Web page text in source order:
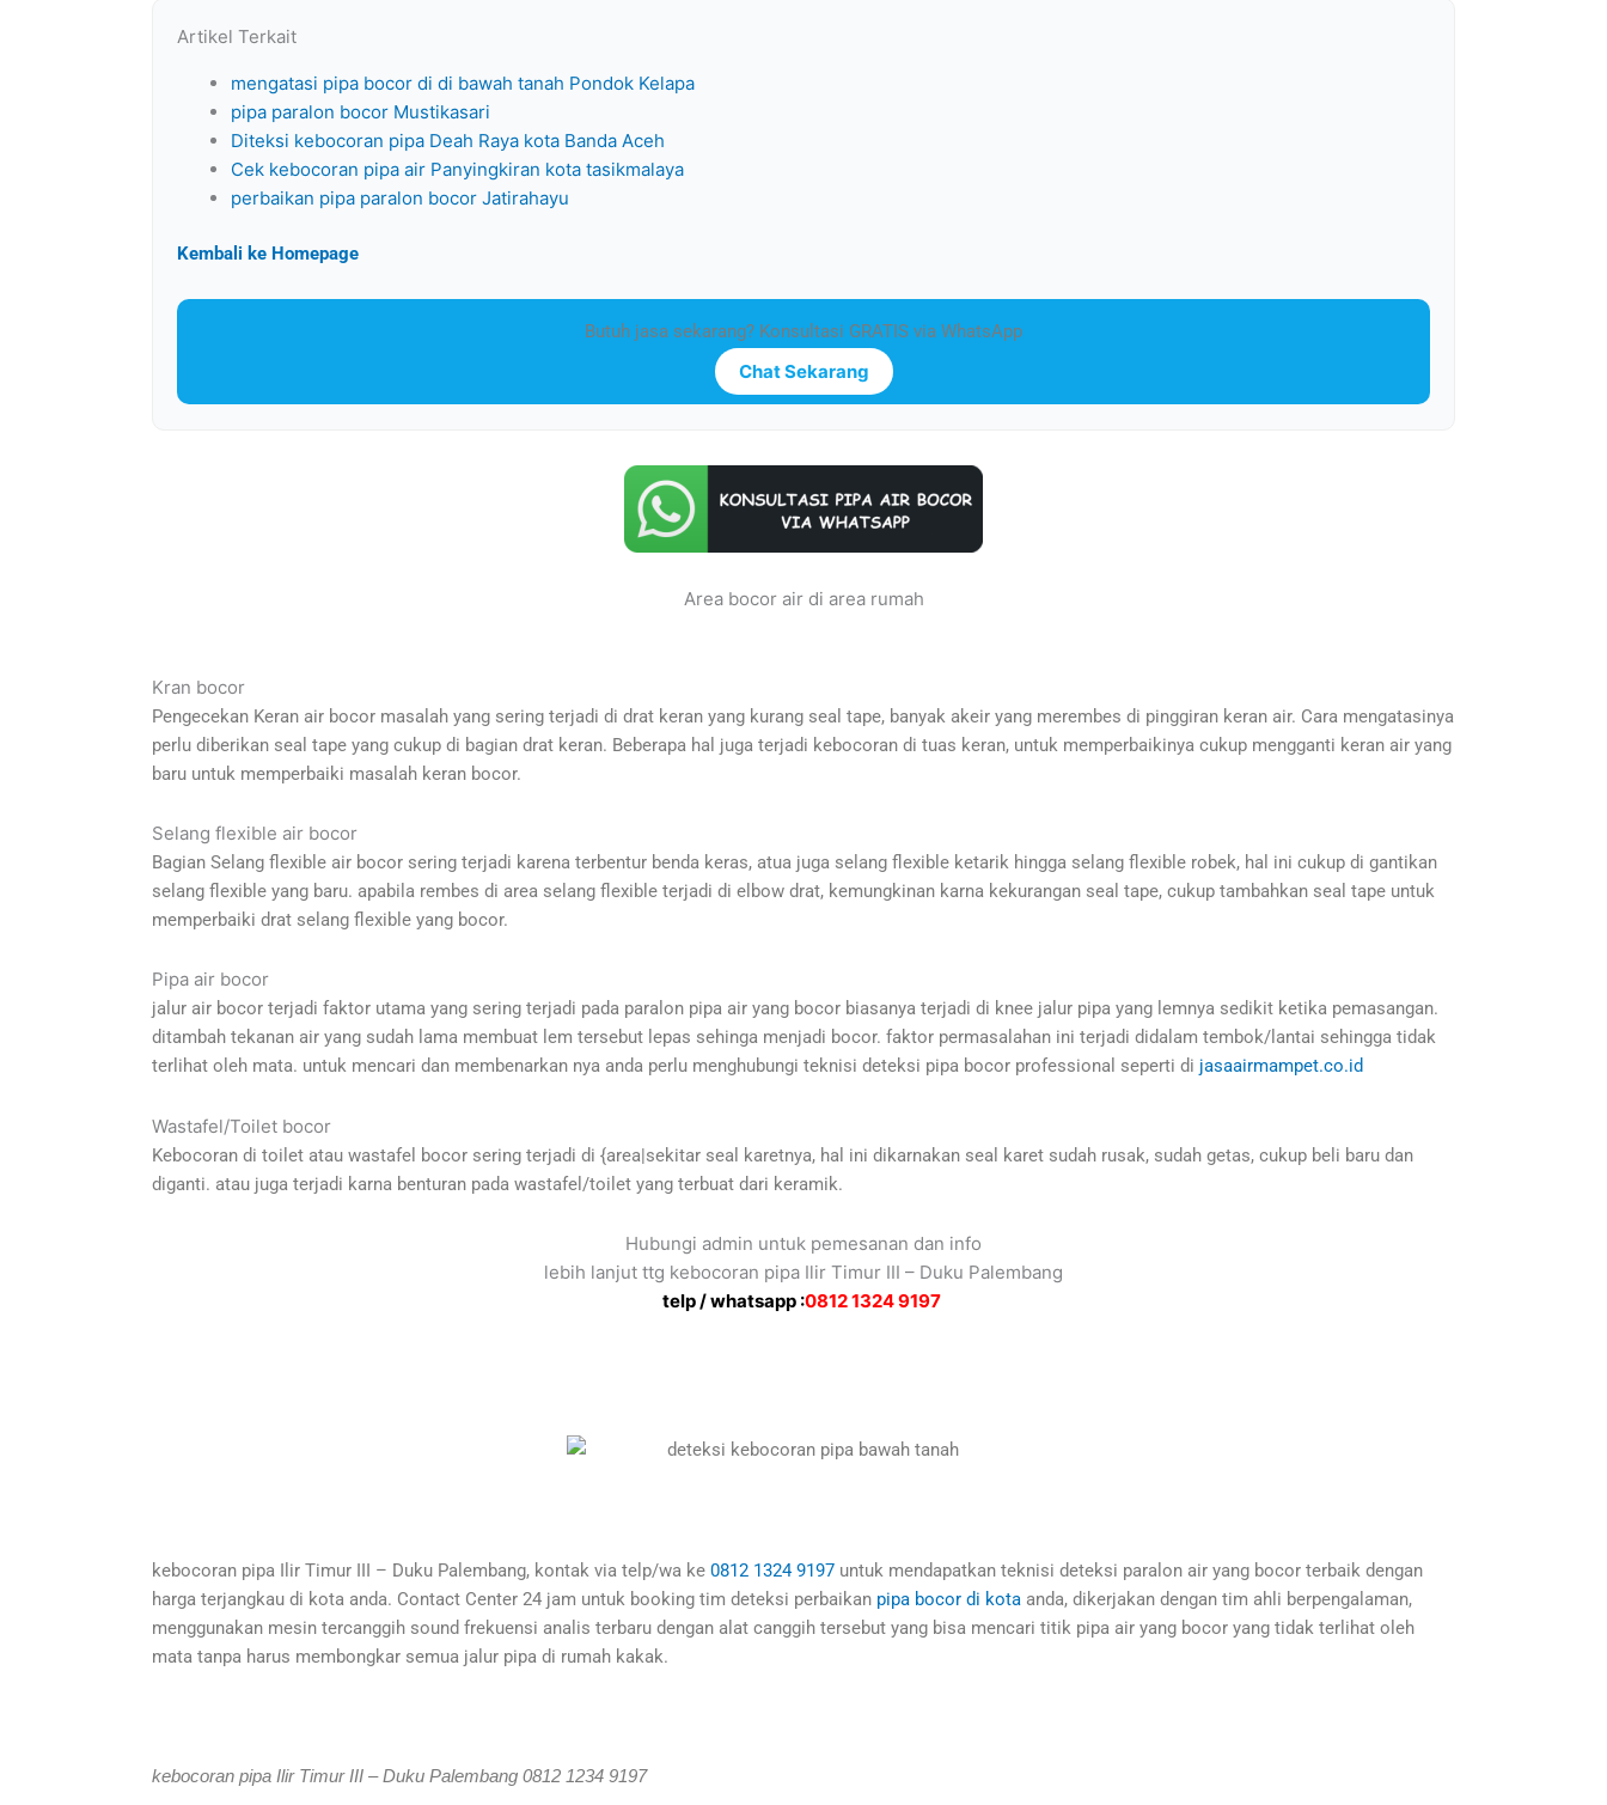
Artikel Terkait
mengatasi pipa bocor di di bawah tanah Pondok Kelapa
pipa paralon bocor Mustikasari
Diteksi kebocoran pipa Deah Raya kota Banda Aceh
Cek kebocoran pipa air Panyingkiran kota tasikmalaya
perbaikan pipa paralon bocor Jatirahayu
Kembali ke Homepage
Butuh jasa sekarang? Konsultasi GRATIS via WhatsApp
Chat Sekarang
Area bocor air di area rumah
Kran bocor
Pengecekan Keran air bocor masalah yang sering terjadi di drat keran yang kurang seal tape, banyak akeir yang merembes di pinggiran keran air. Cara mengatasinya
perlu diberikan seal tape yang cukup di bagian drat keran. Beberapa hal juga terjadi kebocoran di tuas keran, untuk memperbaikinya cukup mengganti keran air yang
baru untuk memperbaiki masalah keran bocor.
Selang flexible air bocor
Bagian Selang flexible air bocor sering terjadi karena terbentur benda keras, atua juga selang flexible ketarik hingga selang flexible robek, hal ini cukup di gantikan
selang flexible yang baru. apabila rembes di area selang flexible terjadi di elbow drat, kemungkinan karna kekurangan seal tape, cukup tambahkan seal tape untuk
memperbaiki drat selang flexible yang bocor.
Pipa air bocor
jalur air bocor terjadi faktor utama yang sering terjadi pada paralon pipa air yang bocor biasanya terjadi di knee jalur pipa yang lemnya sedikit ketika pemasangan.
ditambah tekanan air yang sudah lama membuat lem tersebut lepas sehinga menjadi bocor. faktor permasalahan ini terjadi didalam tembok/lantai sehingga tidak
terlihat oleh mata. untuk mencari dan membenarkan nya anda perlu menghubungi teknisi deteksi pipa bocor professional seperti di jasaairmampet.co.id
Wastafel/Toilet bocor
Kebocoran di toilet atau wastafel bocor sering terjadi di {area|sekitar seal karetnya, hal ini dikarnakan seal karet sudah rusak, sudah getas, cukup beli baru dan
diganti. atau juga terjadi karna benturan pada wastafel/toilet yang terbuat dari keramik.
Hubungi admin untuk pemesanan dan info
lebih lanjut ttg kebocoran pipa Ilir Timur III – Duku Palembang
telp / whatsapp :0812 1324 9197
kebocoran pipa Ilir Timur III – Duku Palembang, kontak via telp/wa ke 0812 1324 9197 untuk mendapatkan teknisi deteksi paralon air yang bocor terbaik dengan
harga terjangkau di kota anda. Contact Center 24 jam untuk booking tim deteksi perbaikan pipa bocor di kota anda, dikerjakan dengan tim ahli berpengalaman,
menggunakan mesin tercanggih sound frekuensi analis terbaru dengan alat canggih tersebut yang bisa mencari titik pipa air yang bocor yang tidak terlihat oleh
mata tanpa harus membongkar semua jalur pipa di rumah kakak.
kebocoran pipa Ilir Timur III – Duku Palembang 0812 1234 9197